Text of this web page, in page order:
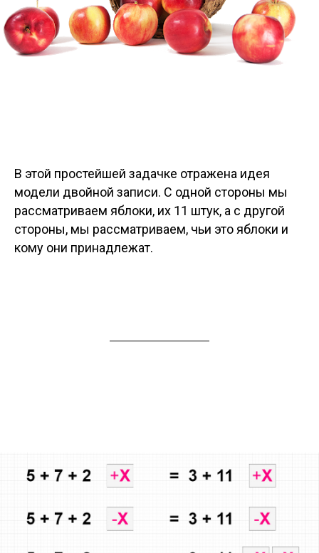
В этой простейшей задачке отражена идея
модели двойной записи. С одной стороны мы
рассматриваем яблоки, их 11 штук, а с другой
стороны, мы рассматриваем, чьи это яблоки и
кому они принадлежат.